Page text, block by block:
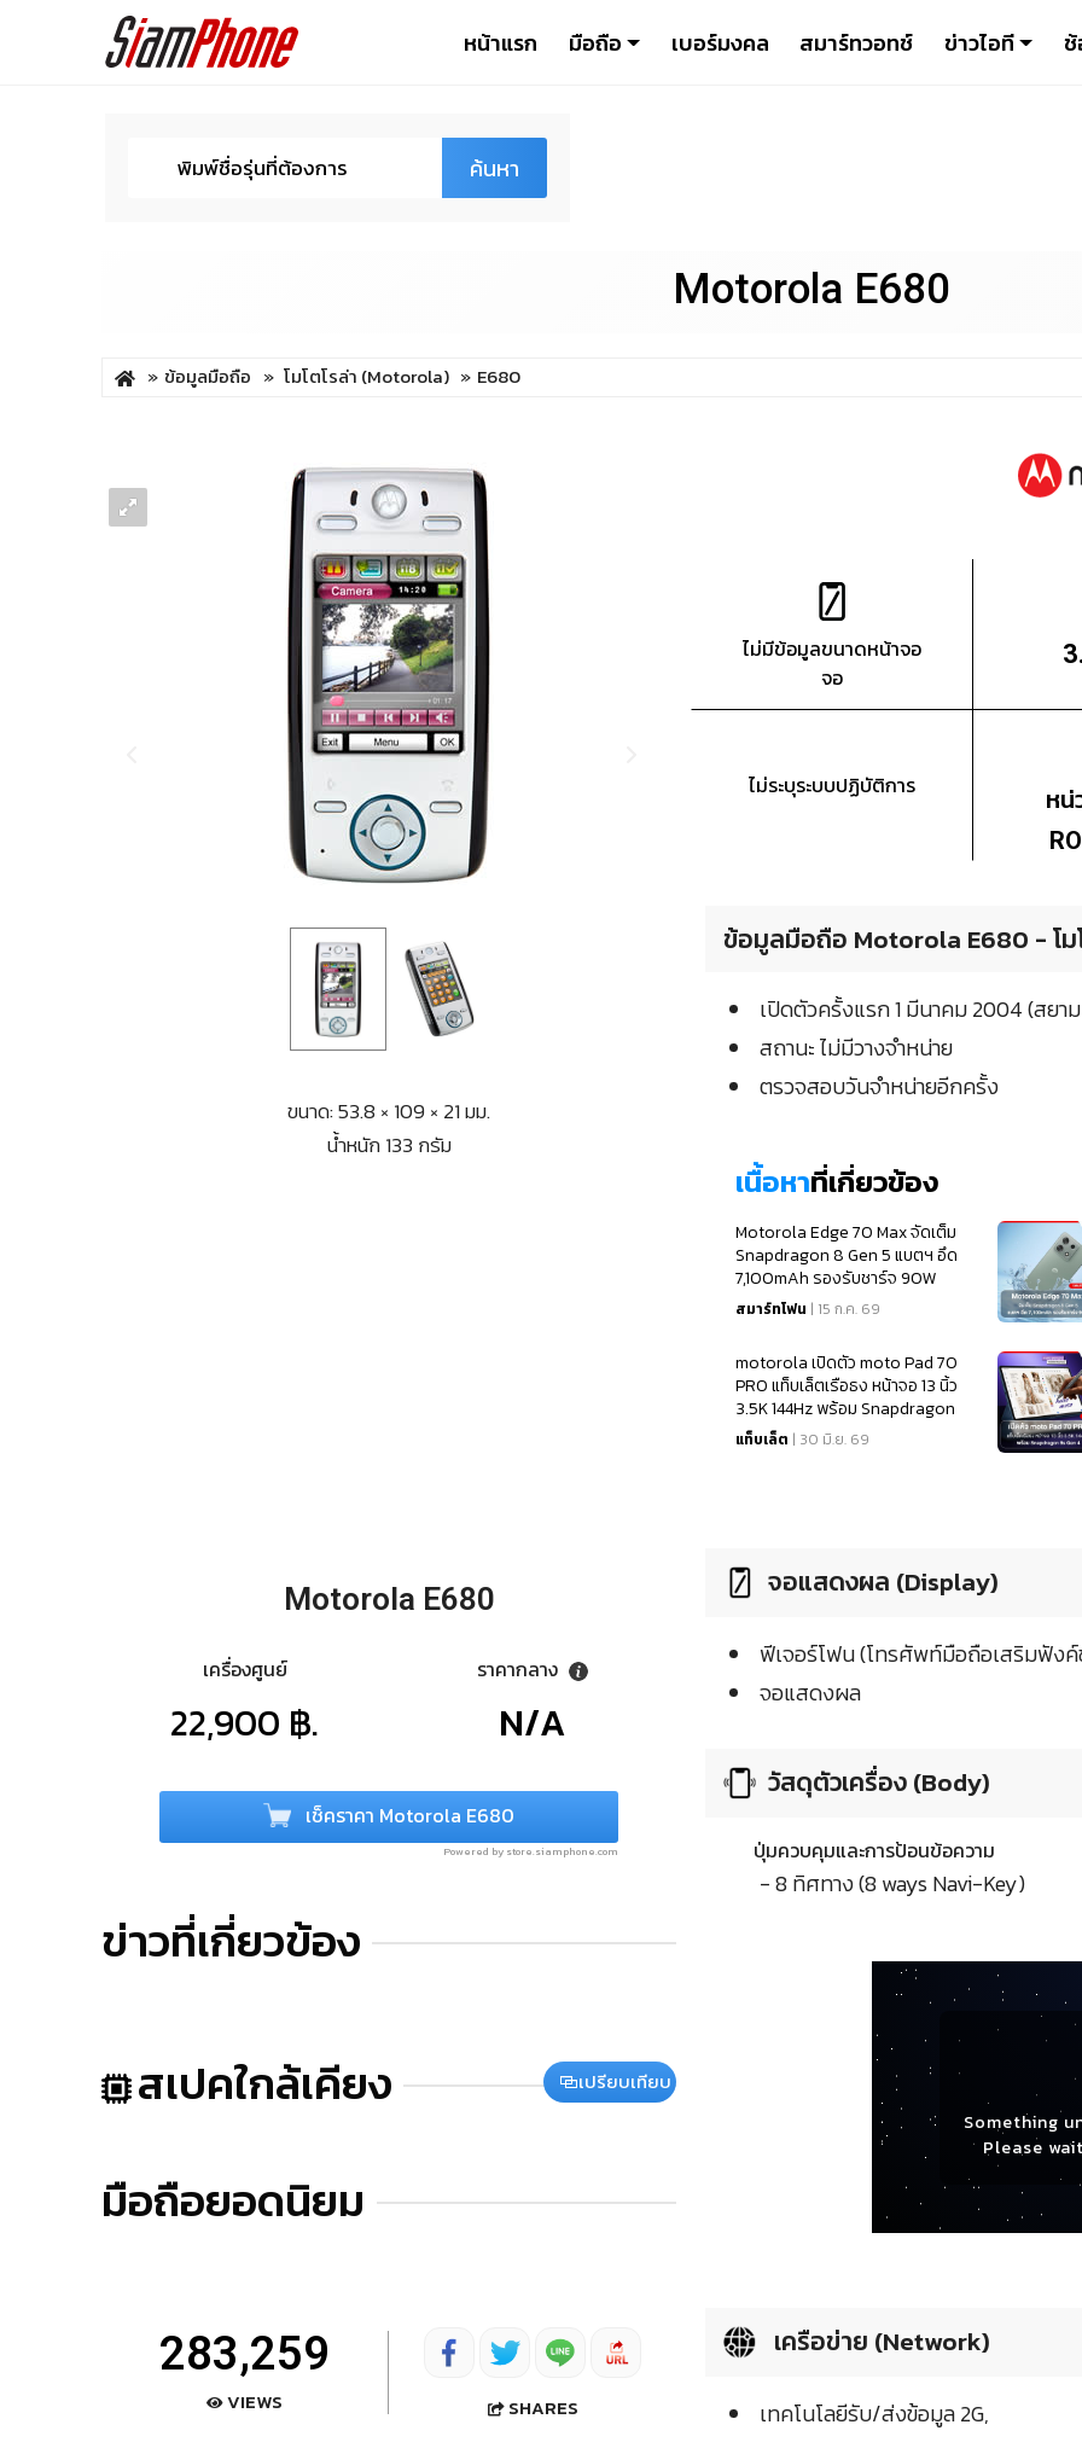
หน้าแรก มือถือ เบอร์มงคล สมาร์ทวอทช์ ข่าวไอที
ค้นหา
Motorola E680
ข้อมูลมือถือ โมโตโรล่า (Motorola) E680
ขนาด: 53.8 × 109 × 21 มม.
น้ำหนัก 133 กรัม
Motorola E680
เครื่องศูนย์
22,900 ฿.
ราคากลาง
N/A
เช็คราคา Motorola E680
Powered by store.siamphone.com
ข่าวที่เกี่ยวข้อง
สเปคใกล้เคียง เปรียบเทียบ
มือถือยอดนิยม
283,259
VIEWS SHARES
ไม่มีข้อมูลขนาดหน้าจอ
จอ
ไม่ระบุระบบปฏิบัติการ หน่
ข้อมูลมือถือ Motorola E680 - โม
เปิดตัวครั้งแรก 1 มีนาคม 2004 (สยา
สถานะ ไม่มีวางจำหน่าย
ตรวจสอบวันจำหน่ายอีกครั้ง
เนื้อหาที่เกี่ยวข้อง
Motorola Edge 70 Max จัดเต็ม
Snapdragon 8 Gen 5 แบตฯ อึด
7,100mAh รองรับชาร์จ 90W
สมาร์ทโฟน | 15 ก.ค. 69
motorola เปิดตัว moto Pad 70
PRO แท็บเล็ตเรือธง หน้าจอ 13 นิ้ว
3.5K 144Hz พร้อม Snapdragon
8s Gen 4
แท็บเล็ต | 30 มิ.ย. 69
จอแสดงผล (Display)
ฟีเจอร์โฟน (โทรศัพท์มือถือเสริมฟังค์
จอแสดงผล
วัสดุตัวเครื่อง (Body)
ปุ่มควบคุมและการป้อนข้อความ
- 8 ทิศทาง (8 ways Navi-Key)
Something
Please
เครือข่าย (Network)
เทคโนโลยีรับ/ส่งข้อมูล 2G,